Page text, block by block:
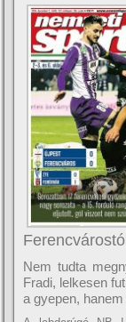
Nem tudta
Fradi, lelkesen
a gyepen,